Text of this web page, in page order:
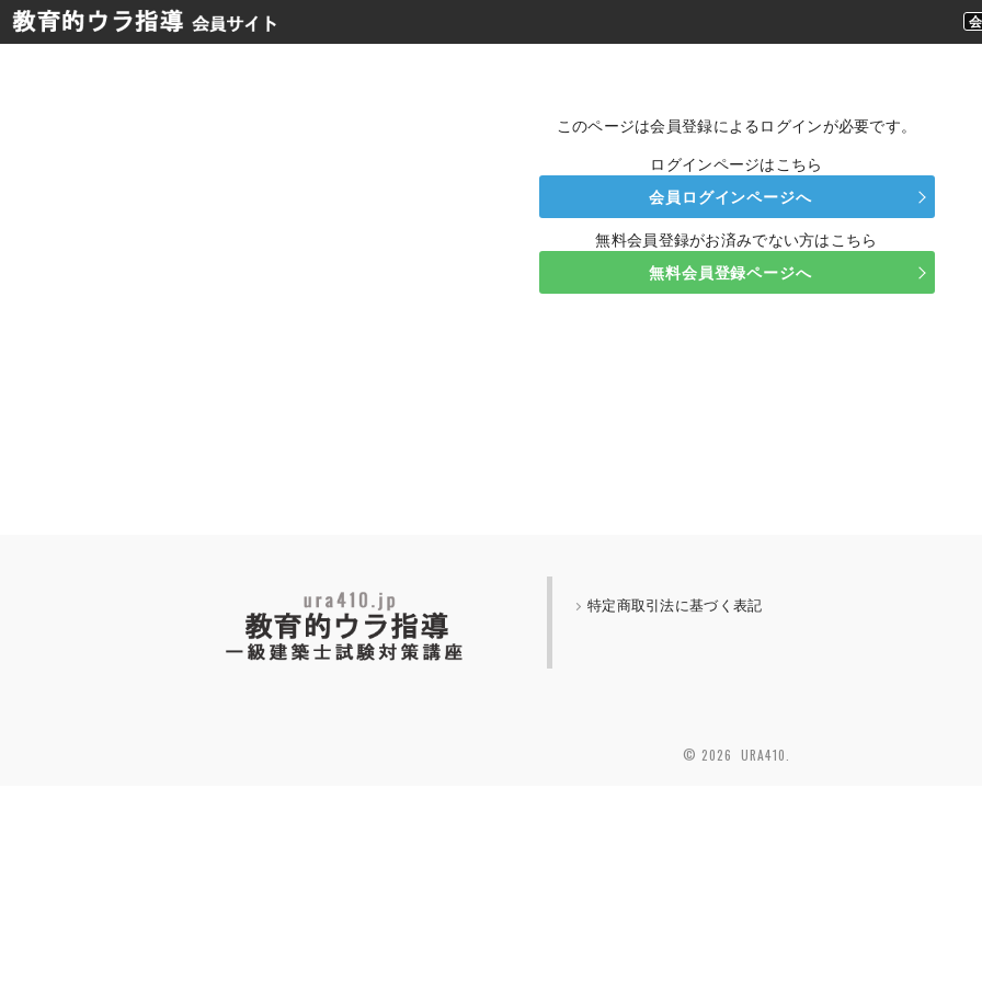
このページは会員登録によるログインが必要です。
ログインページはこちら
会員ログインページへ
無料会員登録がお済みでない方はこちら
無料会員登録ページへ
特定商取引法に基づく表記
© 2026 URA410.